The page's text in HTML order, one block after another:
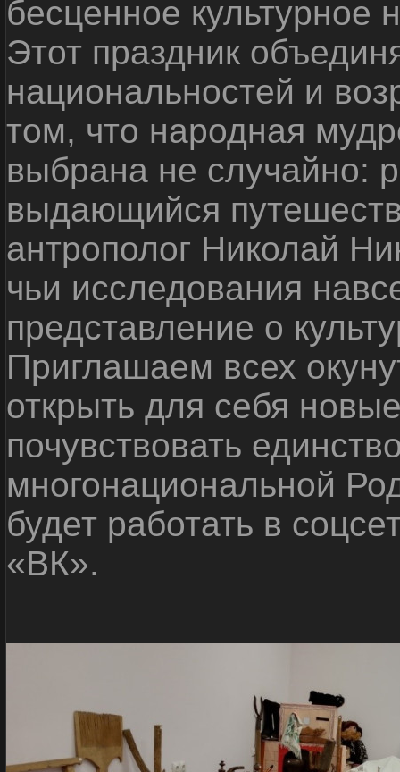
бесценное культурное
Этот праздник
национальностей и
том, что народная
выбрана не случайно:
выдающийся
антрополог Николай
чьи исследования
представление о
Приглашаем всех
открыть для себя
почувствовать
многонациональной
будет работать в
«ВК».